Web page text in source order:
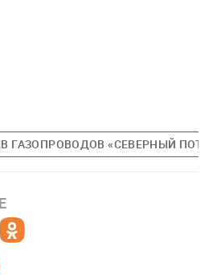
ГАЗОПРОВОДОВ «СЕВЕРНЫЙ